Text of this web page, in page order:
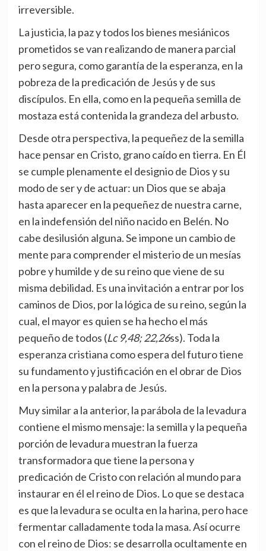
irreversible.
La justicia, la paz y todos los bienes mesiánicos
prometidos se van realizando de manera parcial
pero segura, como garantía de la esperanza, en la
pobreza de la predicación de Jesús y de sus
discípulos. En ella, como en la pequeña semilla de
mostaza está contenida la grandeza del arbusto.
Desde otra perspectiva, la pequeñez de la semilla
hace pensar en Cristo, grano caído en tierra. En Él
se cumple plenamente el designio de Dios y su
modo de ser y de actuar: un Dios que se abaja
hasta aparecer en la pequeñez de nuestra carne,
en la indefensión del niño nacido en Belén. No
cabe desilusión alguna. Se impone un cambio de
mente para comprender el misterio de un mesías
pobre y humilde y de su reino que viene de su
misma debilidad. Es una invitación a entrar por los
caminos de Dios, por la lógica de su reino, según la
cual, el mayor es quien se ha hecho el más
pequeño de todos (Lc 9,48; 22,26ss). Toda la
esperanza cristiana como espera del futuro tiene
su fundamento y justificación en el obrar de Dios
en la persona y palabra de Jesús.
Muy similar a la anterior, la parábola de la levadura
contiene el mismo mensaje: la semilla y la pequeña
porción de levadura muestran la fuerza
transformadora que tiene la persona y
predicación de Cristo con relación al mundo para
instaurar en él el reino de Dios. Lo que se destaca
es que la levadura se oculta en la harina, pero hace
fermentar calladamente toda la masa. Así ocurre
con el reino de Dios: se desarrolla ocultamente en